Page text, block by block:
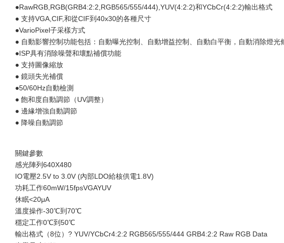
●RawRGB,RGB(GRB4:2:2,RGB565/555/444),YUV(4:2:2)和YCbCr(4:2:2)輸出格式
● 支持VGA,CIF,和從CIF到40x30的各種尺寸
●VarioPixel子采樣方式
● 自動影響控制功能包括：自動曝光控制、自動增益控制、自動白平衡，自動消除燈
●ISP具有消除噪聲和壞點補償功能
● 支持圖像縮放
● 鏡頭失光補償
●50/60Hz自動檢測
● 飽和度自動調節（UV調整）
● 邊緣增強自動調節
● 降噪自動調節
關鍵參數
感光陣列640X480
IO電壓2.5V to 3.0V (內部LDO給核供電1.8V)
功耗工作60mW/15fpsVGAYUV
休眠<20μA
溫度操作-30℃到70℃
穩定工作0℃到50℃
輸出格式（8位）? YUV/YCbCr4:2:2 RGB565/555/444 GRB4:2:2 Raw RGB Data